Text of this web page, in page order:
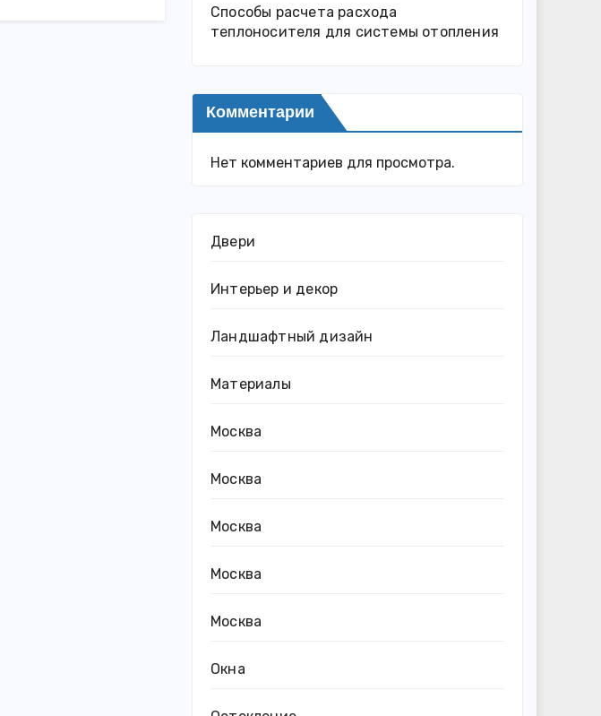
Способы расчета расхода
теплоносителя для системы отопления
Комментарии
Нет комментариев для просмотра.
Двери
Интерьер и декор
Ландшафтный дизайн
Материалы
Москва
Москва
Москва
Москва
Москва
Окна